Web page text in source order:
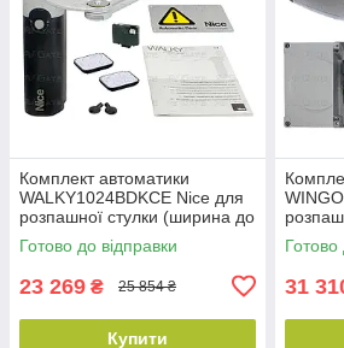
Комплект автоматики
WALKY1024BDKCE Nice для
розпашної стулки (ширина до
1,8 м)
Готово до відправки
23 269 ₴ 25 854 ₴
Купити
7 м)
Готово
31